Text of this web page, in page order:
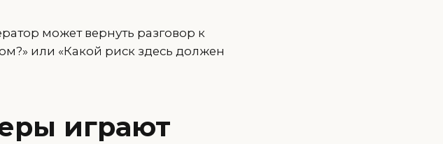
может вернуть разговор к
или «Какой риск здесь должен
играют